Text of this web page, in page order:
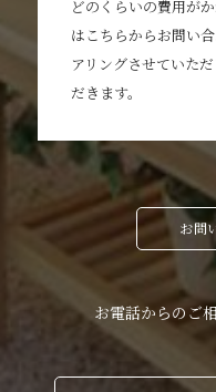
どのくらいの費用が
はこちらからお問い
アリングさせていた
だきます。
お問
お電話からのご